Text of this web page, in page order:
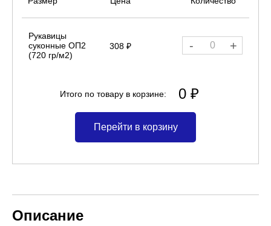
Рукавицы
суконные ОП2
(720 гр/м2)
308 ₽ - +
Итого по товару в корзине: 0 ₽
Перейти в корзину
Описание